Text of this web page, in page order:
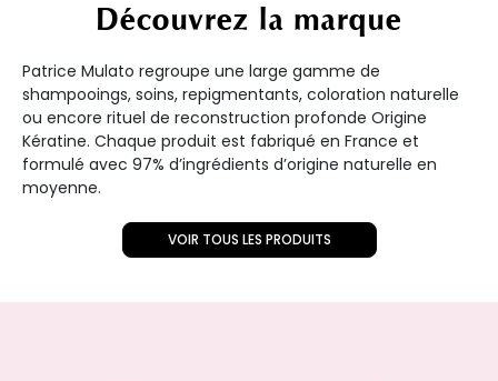
Découvrez la marque
Patrice Mulato regroupe une large gamme de
shampooings, soins, repigmentants, coloration naturelle
ou encore rituel de reconstruction profonde Origine
Kératine. Chaque produit est fabriqué en France et
formulé avec 97% d’ingrédients d’origine naturelle en
moyenne.
VOIR TOUS LES PRODUITS